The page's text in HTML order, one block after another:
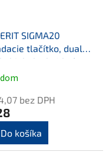
SIGMA20
tlačítko, dual
biela lesk /chróm
bez DPH
Do košíka